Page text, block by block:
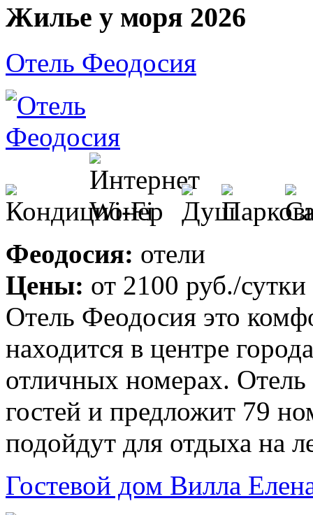
Жилье у моря 2026
Отель Феодосия
Феодосия: отели
Цены: от 2100 руб./сутки
Отель Феодосия это
находится в центре
отличных номерах.
гостей и предложит 79
подойдут для отдыха на
Гостевой дом Вилла